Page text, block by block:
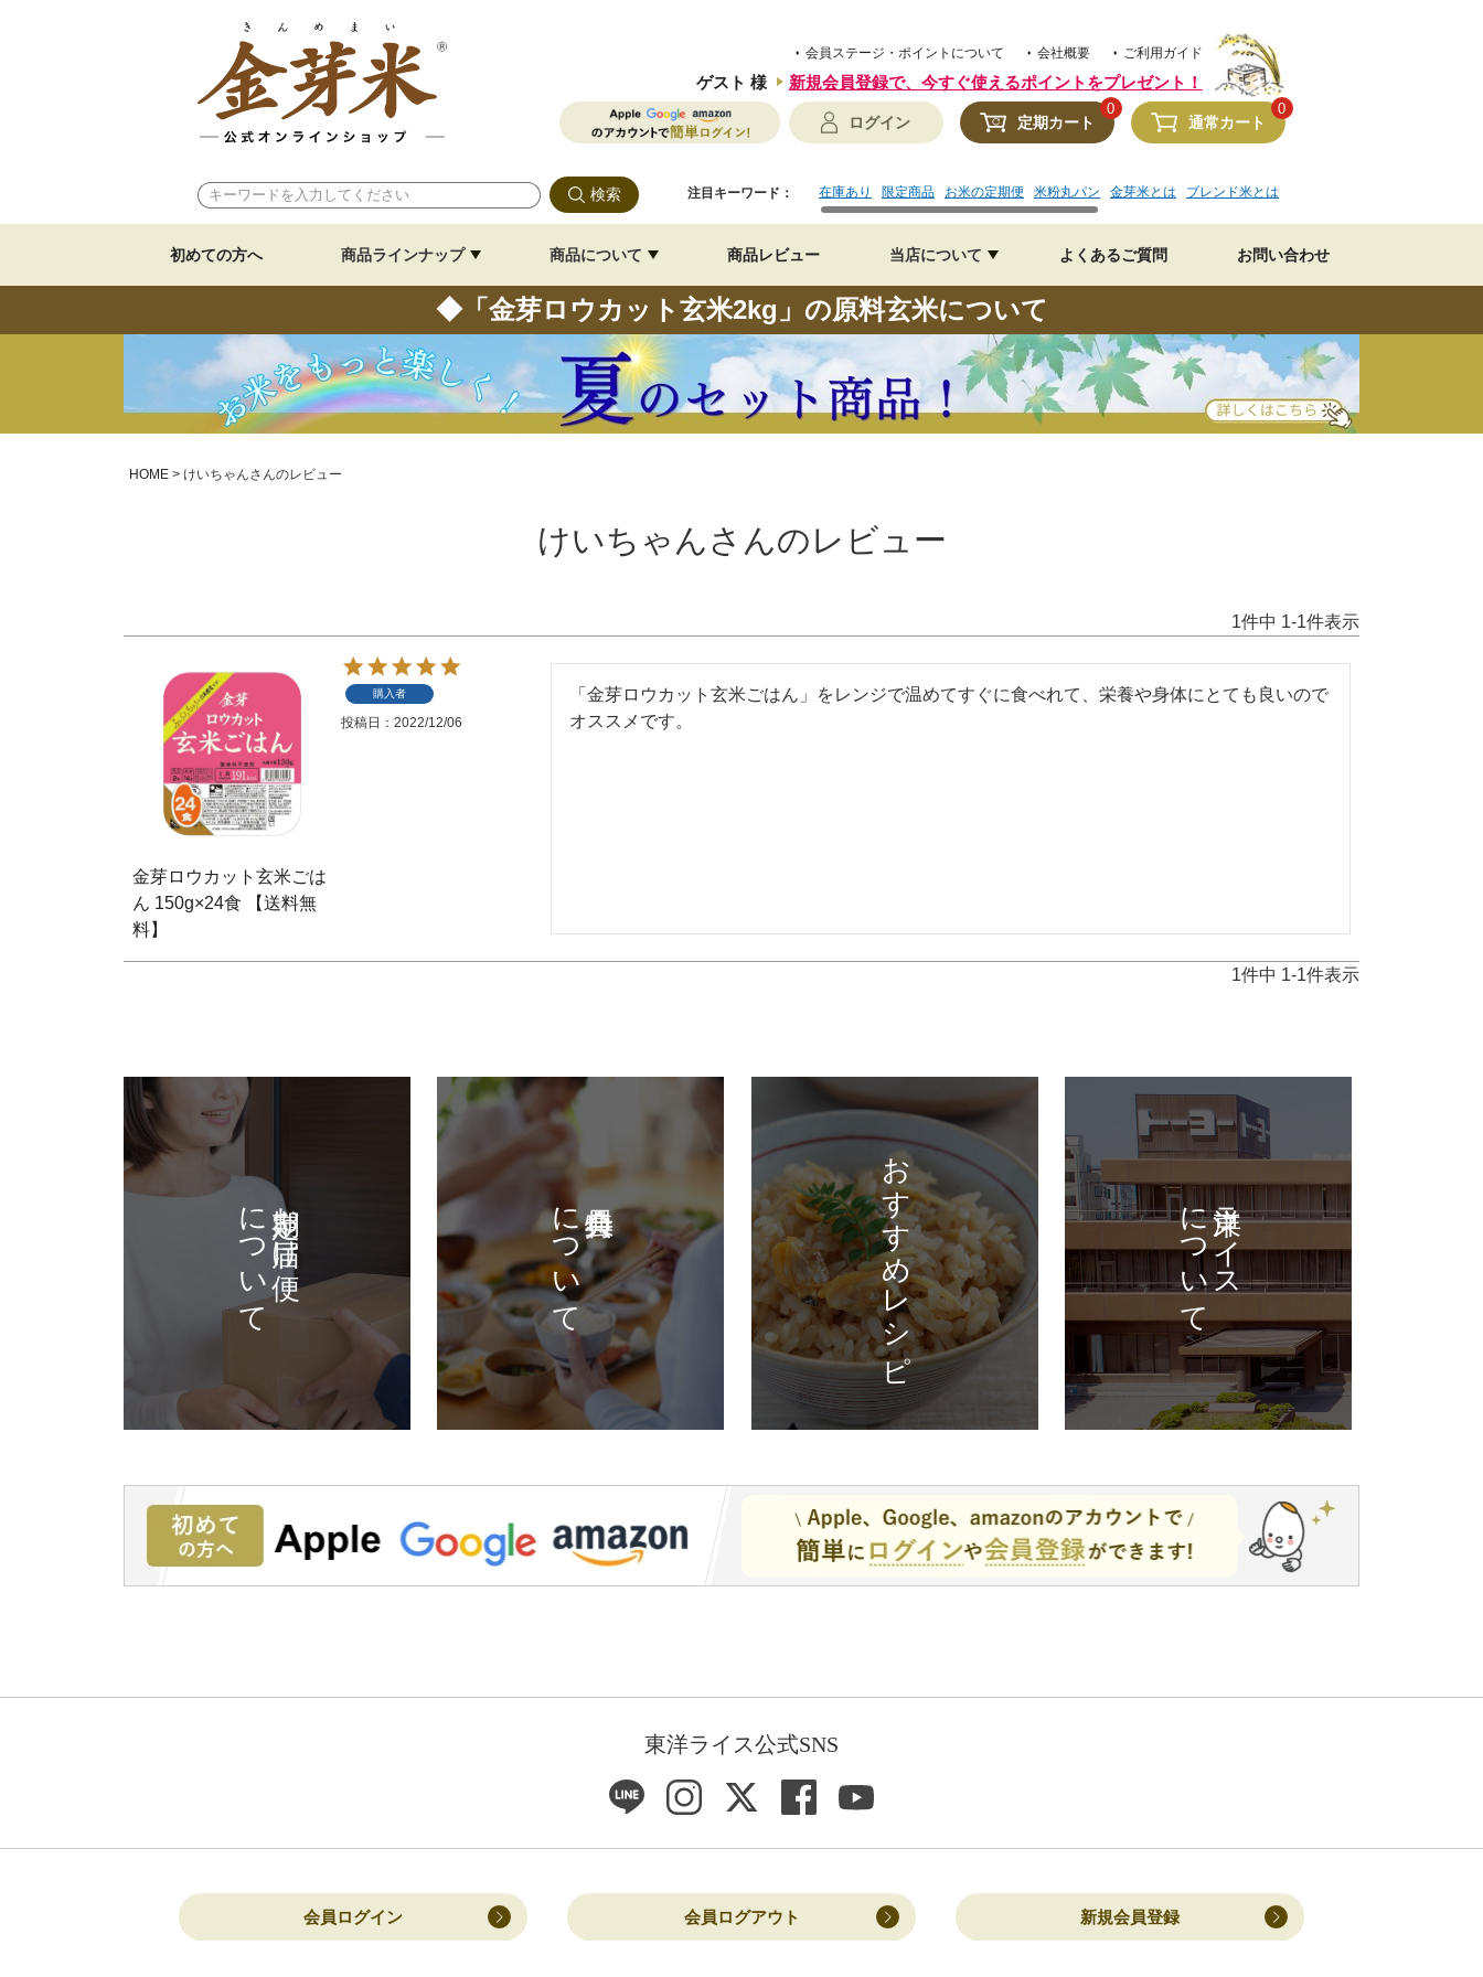
会員ステージ・ポイントについて 会社概要 ご利用ガイド
ゲスト 様 新規会員登録で、 今すぐ使えるポイントをプレゼント！
ログイン 定期カート
0
通常カート
0
注目キーワード： 在庫あり 限定商品 お米の定期便 米粉丸パン 金芽米とは ブレンド米とは
初めての方へ 商品ラインナップ 商品について 商品レビュー 当店について よくあるご質問 お問い合わせ
◆「金芽ロウカット玄米2kg」の原料玄米について
HOME けいちゃんさんのレビュー
けいちゃんさんのレビュー
1件中 1-1件表示
金芽ロウカット玄米ごは
ん 150g×24食 【送料無
料】
購入者
投稿日 2022/12/06
「金芽ロウカット玄米ごはん」をレンジで温めてすぐに食べれて、栄養や身体にとても良いので
オススメです。
1件中 1-1件表示
定期お届け便
について について おすすめレシピ 東洋ライス
について
東洋ライス公式SNS
会員ログイン 会員ログアウト 新規会員登録